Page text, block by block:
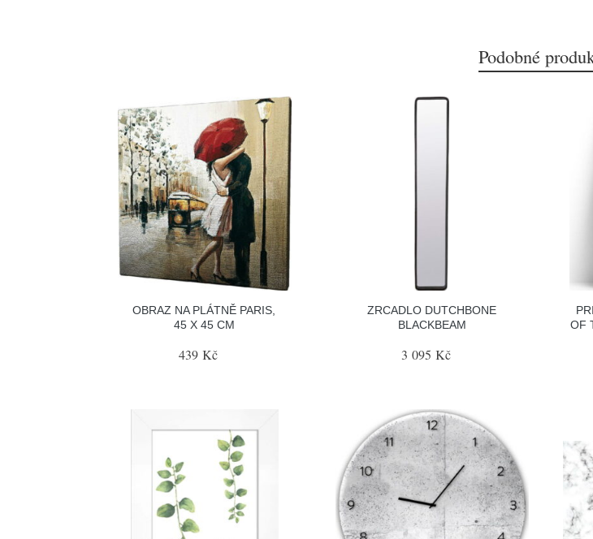
Podobné
OBRAZ NA PLÁTNĚ PARIS,
45 X 45 CM
439 Kč
ZRCADLO DUTCHBONE
BLACKBEAM
3 095 Kč
OF